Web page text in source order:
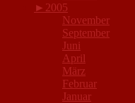
► 2005
November
September
Juni
April
März
Februar
Januar